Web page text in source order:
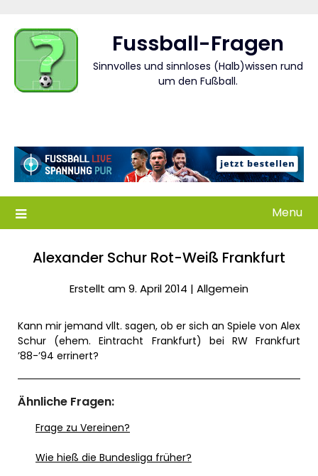
content
Fussball-Fragen
Sinnvolles und sinnloses (Halb)wissen rund
um den Fußball.
Menu
Alexander Schur Rot-Weiß Frankfurt
Erstellt am 9. April 2014 | Allgemein
Kann mir jemand vllt. sagen, ob er sich an Spiele von Alex
Schur (ehem. Eintracht Frankfurt) bei RW Frankfurt
’88-’94 errinert?
Ähnliche Fragen:
Frage zu Vereinen?
Wie hieß die Bundesliga früher?